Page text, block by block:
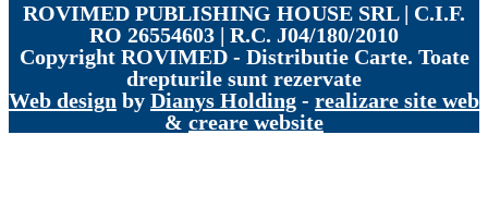
ROVIMED PUBLISHING HOUSE SRL | C.I.F.
RO 26554603 | R.C. J04/180/2010
Copyright ROVIMED - Distributie Carte. Toate
drepturile sunt rezervate
Web design by Dianys Holding - realizare site web
& creare website